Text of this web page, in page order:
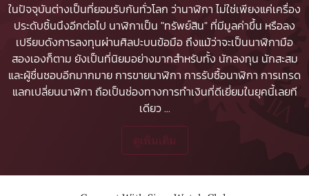
ในปัจจุบันต่างเป็นที่ยอมรับกันทั่วโลก ว่านาฬิกา ไม่ใช่เพียงแค่เครื่อง
ประดับชิ้นนึงอีกต่อไป นาฬิกาเป็น "ทรัพย์สิน" ที่มีมูลค่าขึ้น หรือลง
เปรียบดังการลงทุนผ่านศิลปะบนข้อมือ ถึงแม้ว่าจะเป็นนาฬิกามือ
สองเองก็ตาม ยังเป็นที่นิยมอย่างมากสำหรับทั้ง นักลงทุน นักสะสม
และผู้ชื่นชอบอีกมากมายการขายนาฬิกา การรับซื้อนาฬิกา การเทรด
แลกเปลี่ยนนาฬิกา ถือเป็นช่องทางการทำเงินที่ดีเยี่ยมในยุคนี้เลยที
เดียว...
ดูเพิ่มเติม